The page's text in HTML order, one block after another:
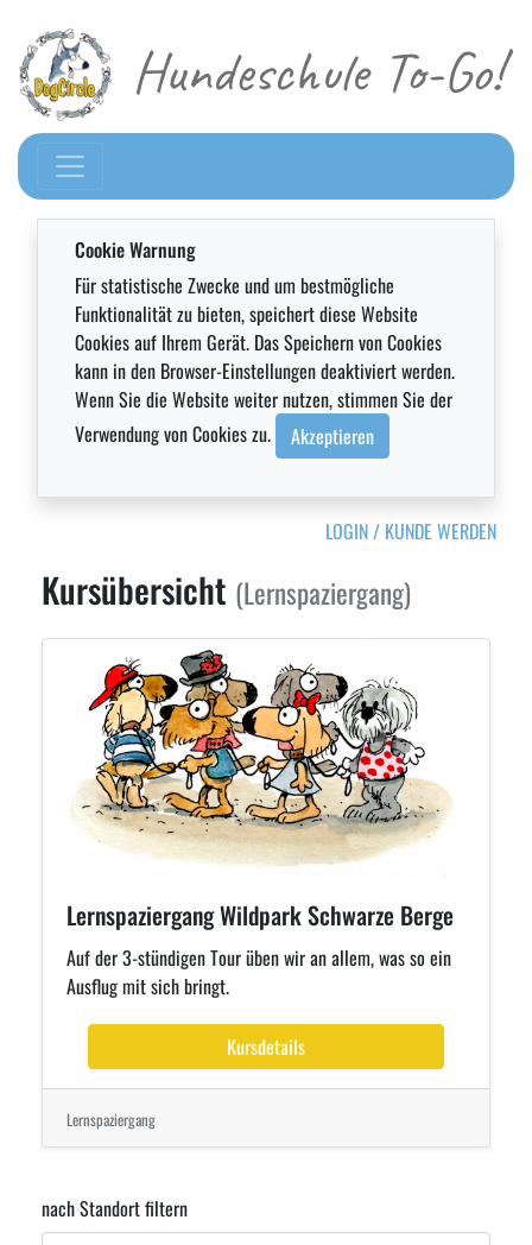
Hundeschule To-Go!
Cookie Warnung
Für statistische Zwecke und um bestmögliche
Funktionalität zu bieten, speichert diese Website
Cookies auf Ihrem Gerät. Das Speichern von Cookies
kann in den Browser-Einstellungen deaktiviert werden.
Wenn Sie die Website weiter nutzen, stimmen Sie der
Verwendung von Cookies zu.
Akzeptieren
LOGIN / KUNDE WERDEN
Kursübersicht (Lernspaziergang)
Lernspaziergang Wildpark Schwarze Berge
Auf der 3-stündigen Tour üben wir an allem, was so ein
Ausflug mit sich bringt.
Kursdetails
Lernspaziergang
nach Standort filtern